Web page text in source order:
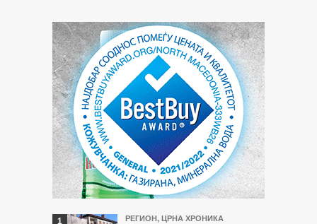
РЕГИОН, ЦРНА ХРОНИКА